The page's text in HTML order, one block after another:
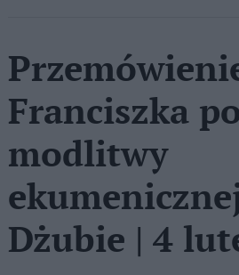
Franciszka
modlitwy
Dżubie | 4